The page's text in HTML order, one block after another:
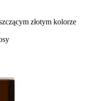
złotym kolorze